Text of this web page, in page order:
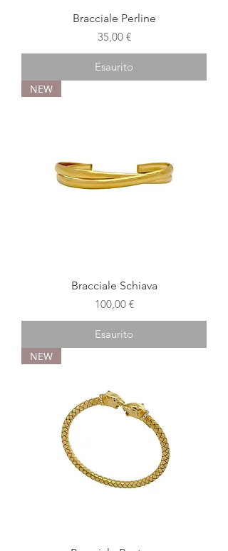
Bracciale Perline
Prezzo
35,00 €
Esaurito
NEW
Bracciale Schiava
Prezzo
100,00 €
Esaurito
NEW